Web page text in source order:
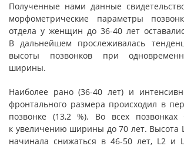
Полученные нами данные
морфометрические параметры
отдела у женщин до 36-40 лет
В дальнейшем прослеживалась
высоты позвонков при
ширины.
Наиболее рано (36-40 лет) и
фронтального размера происходил в
позвонке (13,2 %). Во всех позвонках
к увеличению ширины до 70 лет. Высота
начинала снижаться в 46-50 лет, L2 и